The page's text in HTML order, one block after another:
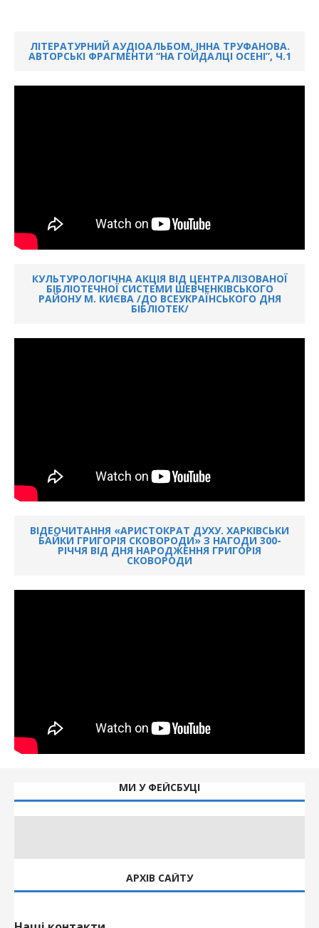
ЛІТЕРАТУРНИЙ АУДІОАЛЬБОМ, ІННА ТРУФАНОВА.
АВТОРСЬКІ ФРАГМЕНТИ “НА ГОЙДАЛЦІ ОСЕНІ”, Ч.1
КУЛЬТУРОЛОГІЧНА АКЦІЯ ВІД ЦЕНТРАЛІЗОВАНОЇ
БІБЛІОТЕЧНОЇ СИСТЕМИ ШЕВЧЕНКІВСЬКОГО
РАЙОНУ М. КИЄВА /ДО ВСЕУКРАЇНСЬКОГО ДНЯ
БІБЛІОТЕК/
ВІДЕОЧИТАННЯ «АРИСТОКРАТ ДУХУ. ХАРКІВСЬКИ
БАЙКИ ГРИГОРІЯ СКОВОРОДИ» З НАГОДИ 300-
РІЧЧЯ ВІД ДНЯ НАРОДЖЕННЯ ГРИГОРІЯ
СКОВОРОДИ
МИ У ФЕЙСБУЦІ
АРХІВ САЙТУ